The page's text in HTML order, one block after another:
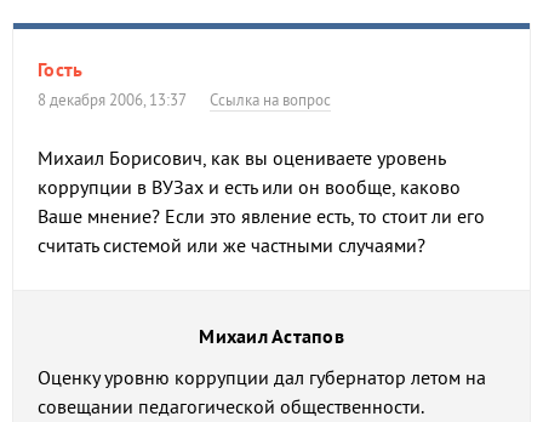
Гость
8 декабря 2006, 13:37 Ссылка на вопрос
Михаил Борисович, как вы оцениваете уровень
коррупции в ВУЗах и есть или он вообще, каково
Ваше мнение? Если это явление есть, то стоит ли его
считать системой или же частными случаями?
Михаил Астапов
Оценку уровню коррупции дал губернатор летом на
совещании педагогической общественности.